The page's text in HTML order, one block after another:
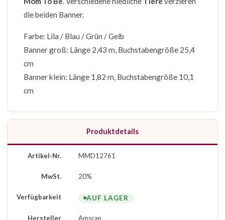
die beiden Banner.
Farbe: Lila / Blau / Grün / Gelb
Banner groß: Länge 2,43 m, Buchstabengröße 25,4
cm
Banner klein: Länge 1,82 m, Buchstabengröße 10,1
cm
Produktdetails
Artikel-Nr. MMD12761
MwSt. 20%
Verfügbarkeit AUF LAGER
Hersteller Amscan